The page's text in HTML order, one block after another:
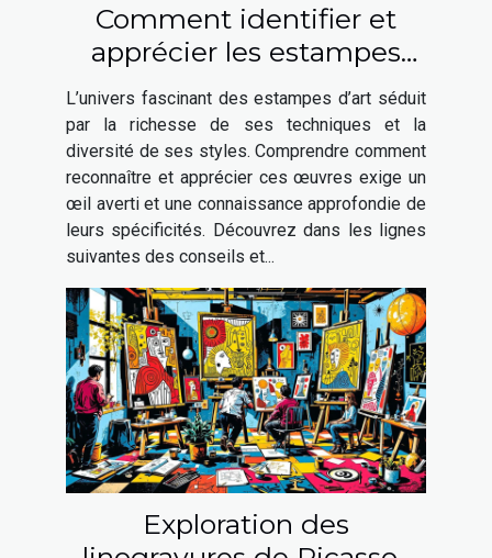
Comment identifier et
apprécier les estampes
d'art ?
L’univers fascinant des estampes d’art séduit
par la richesse de ses techniques et la
diversité de ses styles. Comprendre comment
reconnaître et apprécier ces œuvres exige un
œil averti et une connaissance approfondie de
leurs spécificités. Découvrez dans les lignes
suivantes des conseils et...
Exploration des